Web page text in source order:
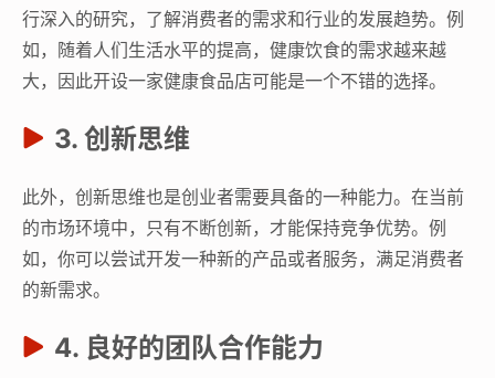
行深入的研究，了解消费者的需求和行业的发展趋势。例
如，随着人们生活水平的提高，健康饮食的需求越来越
大，因此开设一家健康食品店可能是一个不错的选择。
3. 创新思维
此外，创新思维也是创业者需要具备的一种能力。在当前
的市场环境中，只有不断创新，才能保持竞争优势。例
如，你可以尝试开发一种新的产品或者服务，满足消费者
的新需求。
4. 良好的团队合作能力